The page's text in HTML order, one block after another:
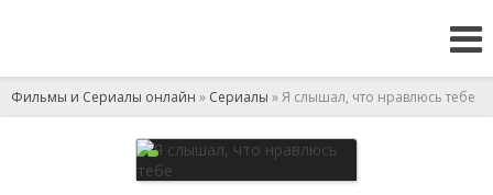
Фильмы и Сериалы онлайн » Сериалы » Я слышал, что нравлюсь тебе